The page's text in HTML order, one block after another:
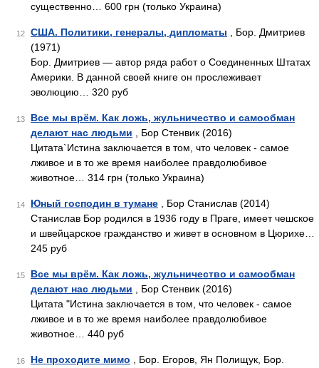
существенно… 600 грн (только Украина)
12 США. Политики, генералы, дипломаты , Бор. Дмитриев
(1971)
Бор. Дмитриев — автор ряда работ о Соединенных Штатах
Америки. В данной своей книге он прослеживает
эволюцию… 320 руб
13
Все мы врём. Как ложь, жульничество и самообман
делают нас людьми , Бор Стенвик (2016)
Цитата`Истина заключается в том, что человек - самое
лживое и в то же время наиболее правдолюбивое
животное… 314 грн (только Украина)
14 Юный господин в тумане , Бор Станислав (2014)
Станислав Бор родился в 1936 году в Праге, имеет чешское
и швейцарское гражданство и живет в основном в Цюрихе…
245 руб
15
Все мы врём. Как ложь, жульничество и самообман
делают нас людьми , Бор Стенвик (2016)
Цитата "Истина заключается в том, что человек - самое
лживое и в то же время наиболее правдолюбивое
животное… 440 руб
16 Не проходите мимо , Бор. Егоров, Ян Полищук, Бор.